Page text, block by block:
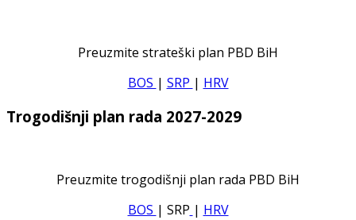
Preuzmite strateški plan PBD BiH
BOS | SRP | HRV
Trogodišnji plan rada 2027-2029
Preuzmite trogodišnji plan rada PBD BiH
BOS | SRP | HRV